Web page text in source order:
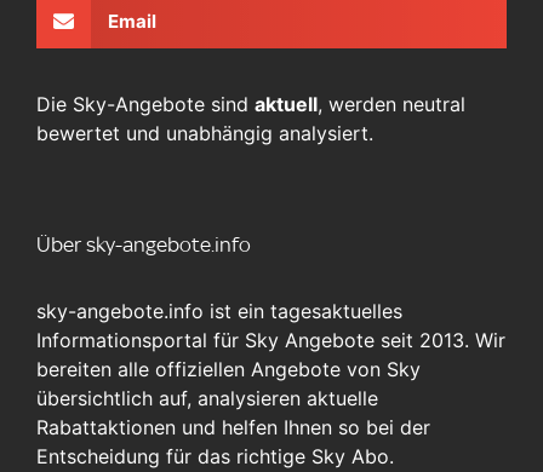
Email
Die Sky-Angebote sind aktuell, werden neutral
bewertet und unabhängig analysiert.
Über sky-angebote.info
sky-angebote.info ist ein tagesaktuelles
Informationsportal für Sky Angebote seit 2013. Wir
bereiten alle offiziellen Angebote von Sky
übersichtlich auf, analysieren aktuelle
Rabattaktionen und helfen Ihnen so bei der
Entscheidung für das richtige Sky Abo.